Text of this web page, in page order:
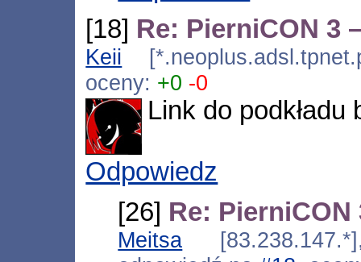
[18] Re: PierniCON 3
Keii
oceny: +0 -0
Link do podkładu
Odpowiedz
[26] Re:
Meitsa